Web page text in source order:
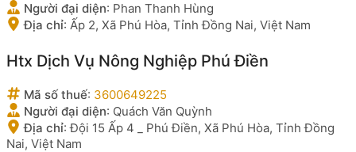
Người đại diện: Phan Thanh Hùng
Địa chỉ: Ấp 2, Xã Phú Hòa, Tỉnh Đồng Nai, Việt Nam
Htx Dịch Vụ Nông Nghiệp Phú Điền
Mã số thuế: 3600649225
Người đại diện: Quách Văn Quỳnh
Địa chỉ:Đội 15 Ấp 4 _ Phú Điền, Xã Phú Hòa, Tỉnh Đồng
Nai, Việt Nam